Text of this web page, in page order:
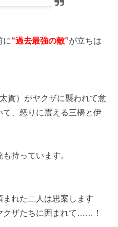
に“過去最強の敵”が立ちは
賀）がヤクザに襲われて意
、怒りに震える三橋と伊
持っています。
れた二人は思案します
クザたちに囲まれて……！